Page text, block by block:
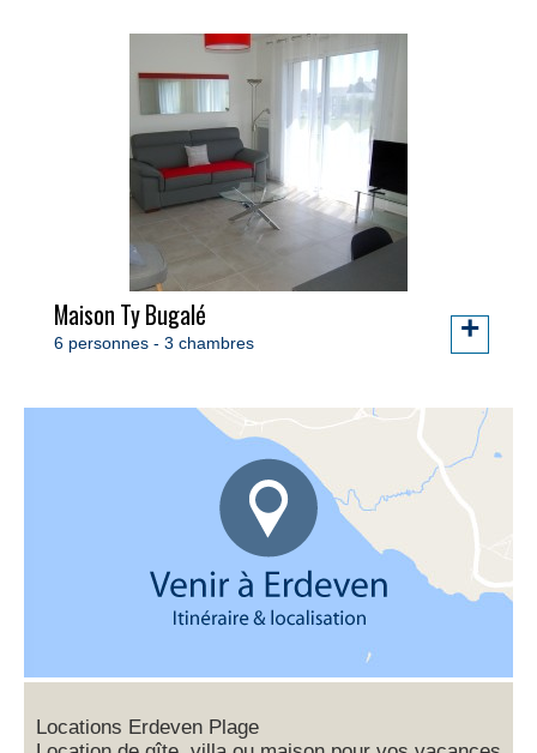
Maison Ty Bugalé
6 personnes - 3 chambres +
Locations Erdeven Plage